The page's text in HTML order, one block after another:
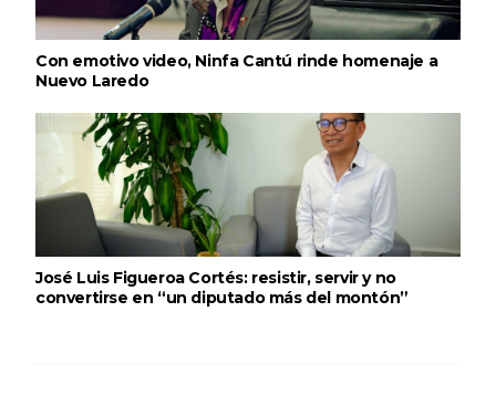
Con emotivo video, Ninfa Cantú rinde homenaje a
Nuevo Laredo
José Luis Figueroa Cortés: resistir, servir y no
convertirse en “un diputado más del montón”